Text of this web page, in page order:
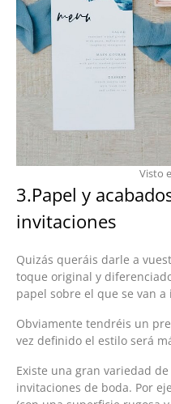
Visto
3.Papel y
invitaciones
Quizás queráis darle a
toque original y
papel sobre el que se van
Obviamente tendréis un
vez definido el estilo será
Existe una gran variedad
invitaciones de boda. Por